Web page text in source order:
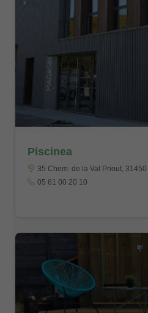
Piscinea
35 Chem. de la Val Priout,
05 61 00 20 10